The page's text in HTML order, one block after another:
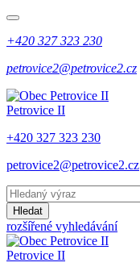
+420 327 323 230
petrovice2@petrovice2.cz
Petrovice II
+420 327 323 230
petrovice2@petrovice2.cz
Hledat
rozšířené vyhledávání
Petrovice II